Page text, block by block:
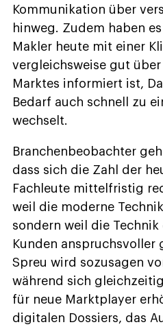
Kommunikation über
hinweg. Zudem haben
Makler heute mit einer
vergleichsweise gut
Marktes informiert ist,
Bedarf auch schnell zu
wechselt.
Branchenbeobachter
dass sich die Zahl der
Fachleute mittelfristig
weil die moderne
sondern weil die
Kunden anspruchsvoller
Spreu wird sozusagen
während sich
für neue Marktplayer
digitalen Dossiers, das